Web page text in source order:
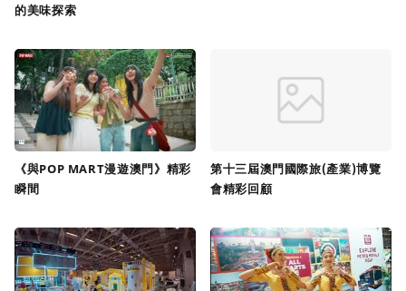
的美味探索
《與POP MART漫遊澳門》精彩
瞬間
第十三屆澳門國際旅(產業)博覽
會精彩回顧